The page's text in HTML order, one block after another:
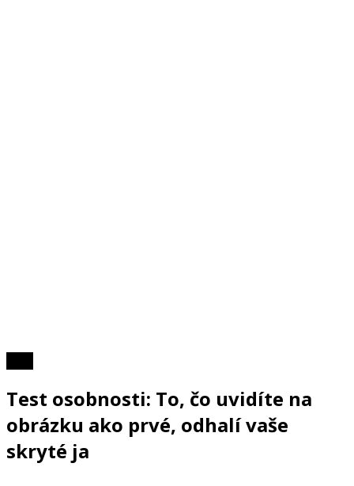
Test osobnosti: To, čo uvidíte na
obrázku ako prvé, odhalí vaše
skryté ja